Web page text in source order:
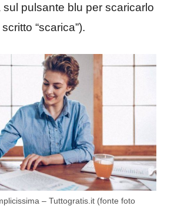
pulsante blu per scaricarlo
“scarica”).
– Tuttogratis.it (fonte foto